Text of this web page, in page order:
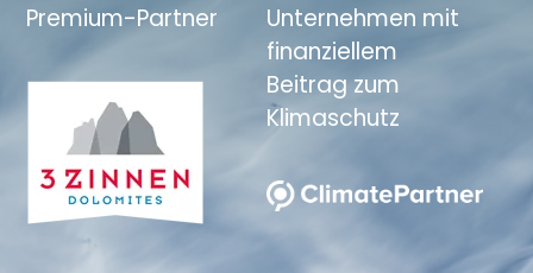
Premium-Partner
Unternehmen mit
finanziellem
Beitrag zum
Klimaschutz